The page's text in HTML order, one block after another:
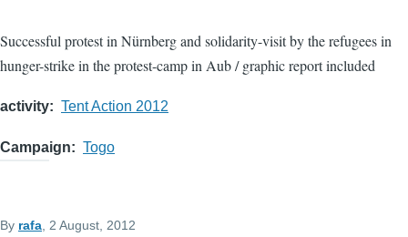
Successful protest in Nürnberg and solidarity-visit by the refugees in
hunger-strike in the protest-camp in Aub / graphic report included
activity Tent Action 2012
Campaign Togo
By rafa , 2 August, 2012